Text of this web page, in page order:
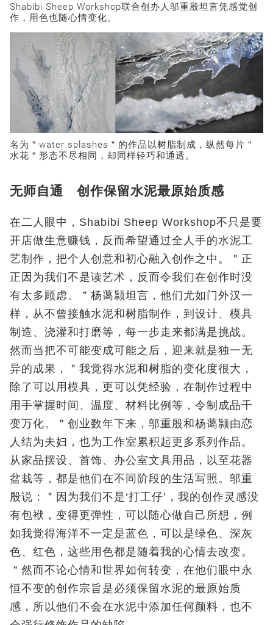
Shabibi Sheep Workshop联合创办人邬重殷坦言凭感觉创
作，用色也随心情变化。
名为＂water splashes＂的作品以树脂制成，纵然每片＂
水花＂形态不尽相同，却同样轻巧和通透。
无师自通 创作保留水泥最原始质感
在二人眼中，Shabibi Sheep Workshop不只是要
开店做生意赚钱，反而希望通过全人手的水泥工
艺制作，把个人创意和初心融入创作之中。＂正
正因为我们不是读艺术，反而令我们在创作时没
有太多顾虑。＂杨蔼颕坦言，他们尤如门外汉一
样，从不曾接触水泥和树脂制作，到设计、模具
制造、浇灌和打磨等，每一步走来都满是挑战。
然而当把不可能变成可能之后，迎来就是独一无
异的成果，＂我觉得水泥和树脂的变化度很大，
除了可以用模具，更可以凭经验，在制作过程中
用手掌握时间、温度、材料比例等，令制成品千
变万化。＂创业数年下来，邬重殷和杨蔼颕由恋
人结为夫妇，也为工作室累积起更多系列作品。
从家品摆设、首饰、办公室文具用品，以至花器
盆栽等，都是他们在不同阶段的生活写照。邬重
殷说：＂因为我们不是‘打工仔’，我的创作灵感没
有包袱，变得更弹性，可以随心做自己所想，例
如我觉得海洋不一定是蓝色，可以是绿色、深灰
色、红色，这些用色都是随着我的心情去改变。
＂然而不论心情和世界如何转变，在他们眼中永
恒不变的创作宗旨是必须保留水泥的最原始质
感，所以他们不会在水泥中添加任何颜料，也不